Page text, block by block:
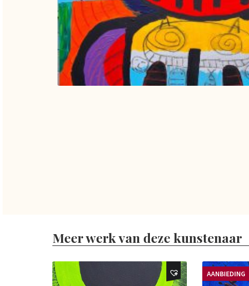
Meer werk van deze kunstenaar
AANBIEDING